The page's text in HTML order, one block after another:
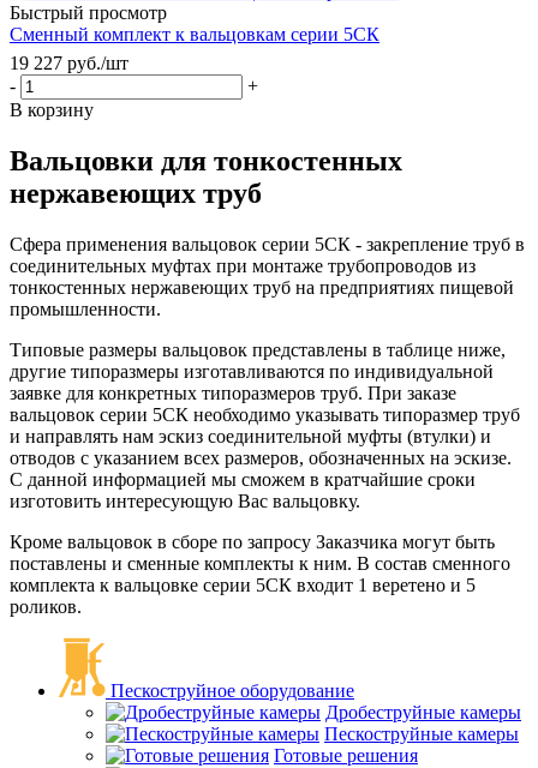
Быстрый просмотр
Сменный комплект к вальцовкам серии 5СК
19 227 руб./шт
-
+
В корзину
Вальцовки для тонкостенных
нержавеющих труб
Сфера применения вальцовок серии 5СК - закрепление труб в
соединительных муфтах при монтаже трубопроводов из
тонкостенных нержавеющих труб на предприятиях пищевой
промышленности.
Типовые размеры вальцовок представлены в таблице ниже,
другие типоразмеры изготавливаются по индивидуальной
заявке для конкретных типоразмеров труб. При заказе
вальцовок серии 5СК необходимо указывать типоразмер труб
и направлять нам эскиз соединительной муфты (втулки) и
отводов с указанием всех размеров, обозначенных на эскизе.
С данной информацией мы сможем в кратчайшие сроки
изготовить интересующую Вас вальцовку.
Кроме вальцовок в сборе по запросу Заказчика могут быть
поставлены и сменные комплекты к ним. В состав сменного
комплекта к вальцовке серии 5СК входит 1 веретено и 5
роликов.
Пескоструйное оборудование
Дробеструйные камеры
Пескоструйные камеры
Готовые решения